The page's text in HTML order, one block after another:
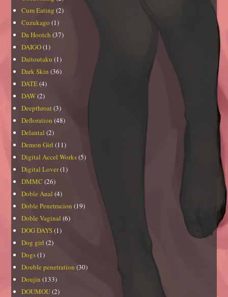
Cum Eating (2)
Cuzukago (1)
Da Hootch (37)
DAIGO(1)
Daitoutaku (1)
Dark Skin (36)
DATE(4)
DAW(2)
Deepthroat (3)
Defloration (48)
Delantal (2)
Demon Girl (11)
Digital Accel Works(5)
Digital Lover(1)
DMMC (26)
Doble Anal (4)
Doble Penetracion (19)
Doble Vaginal (6)
DOG DAYS(1)
Dog girl (2)
Dogs(1)
Double penetration (30)
Doujin (133)
DOUMOU(2)